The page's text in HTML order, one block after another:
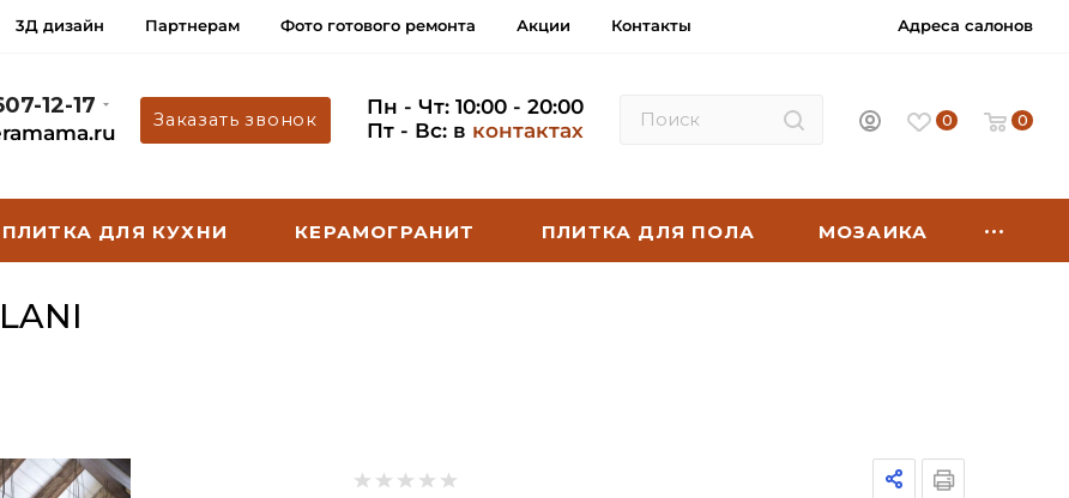
3Д дизайн Партнерам Фото готового ремонта Акции Контакты Адреса салонов
12-17
Заказать звонок
Пн - Чт: 10:00 - 20:00
Пт - Вс: в контактах 0 0
ПЛИТКА ДЛЯ КУХНИ КЕРАМОГРАНИТ ПЛИТКА ДЛЯ ПОЛА МОЗАИКА